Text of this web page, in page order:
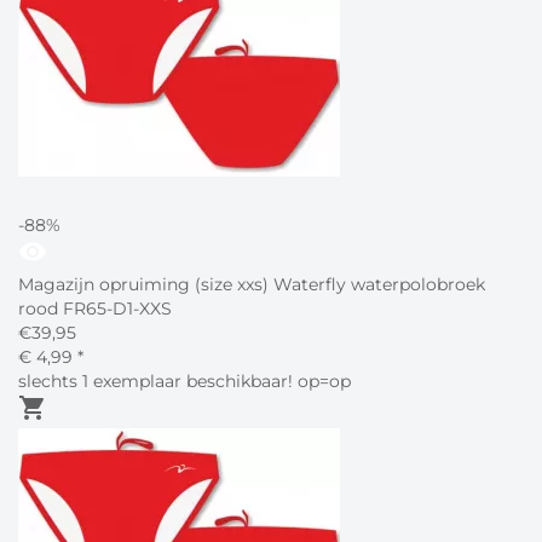
-88%
Magazijn opruiming (size xxs) Waterfly waterpolobroek
rood FR65-D1-XXS
€39,95
€ 4,99 *
slechts 1 exemplaar beschikbaar! op=op
shopping_cart